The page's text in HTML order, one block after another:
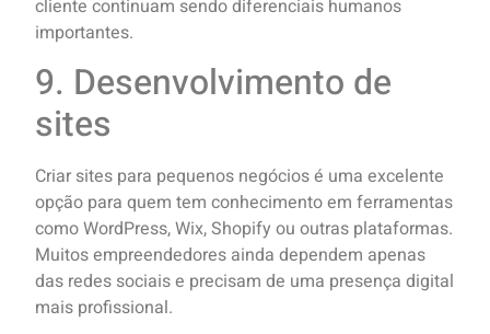
cliente continuam sendo diferenciais humanos
importantes.
9. Desenvolvimento de
sites
Criar sites para pequenos negócios é uma excelente
opção para quem tem conhecimento em ferramentas
como WordPress, Wix, Shopify ou outras plataformas.
Muitos empreendedores ainda dependem apenas
das redes sociais e precisam de uma presença digital
mais profissional.